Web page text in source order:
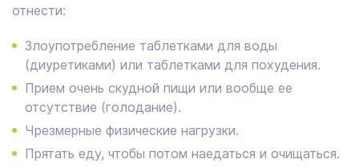
отнести:
Злоупотребление таблетками для воды
(диуретиками) или таблетками для похудения.
Прием очень скудной пищи или вообще ее
отсутствие (голодание).
Чрезмерные физические нагрузки.
Прятать еду, чтобы потом наедаться и очищаться.